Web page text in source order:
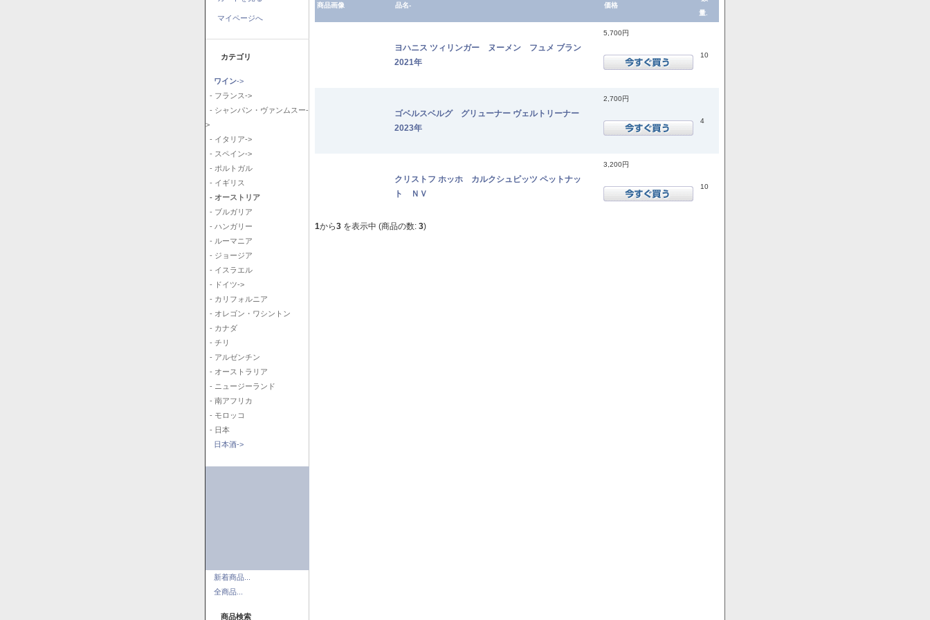
マイページへ
カテゴリ
ワイン->
- フランス->
- シャンパン・ヴァンムスー-
>
- イタリア->
- スペイン->
- ポルトガル
- イギリス
- オーストリア
- ブルガリア
- ハンガリー
- ルーマニア
- ジョージア
- イスラエル
- ドイツ->
- カリフォルニア
- オレゴン・ワシントン
- カナダ
- チリ
- アルゼンチン
- オーストラリア
- ニュージーランド
- 南アフリカ
- モロッコ
- 日本
日本酒->
新着商品...
全商品...
商品検索
商品画像 品名- 価格
量.
ヨハニス ツィリンガー ヌーメン フュメ ブラン
2021年
5,700円
10
ゴベルスベルグ グリューナー ヴェルトリーナー
2023年
2,700円
4
クリストフ ホッホ カルクシュピッツ ペットナッ
ト ＮＶ
3,200円
10
1から3 を表示中 (商品の数: 3)